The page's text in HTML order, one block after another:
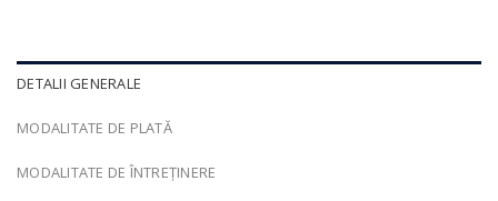
DETALII GENERALE
MODALITATE DE PLATĂ
MODALITATE DE ÎNTREȚINERE